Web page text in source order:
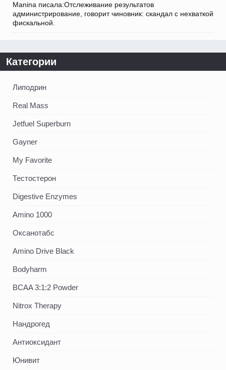
Manina писала:Отслеживание результатов
администрирование, говорит чиновник: скандал с нехваткой
фискальной.
Категории
Липодрин
Real Mass
Jetfuel Superburn
Gayner
My Favorite
Тестостерон
Digestive Enzymes
Amino 1000
Оксанотабс
Amino Drive Black
Bodyharm
BCAA 3:1:2 Powder
Nitrox Therapy
Нандрогед
Антиоксидант
Юнивит